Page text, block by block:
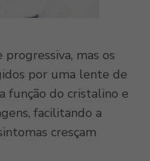
mas os
por uma lente de
função do cristalino e
facilitando a
cresçam